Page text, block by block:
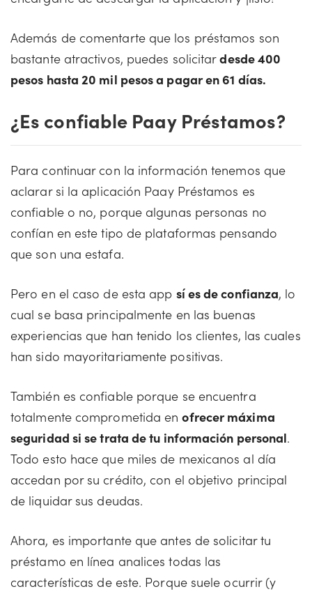
Además de comentarte que los préstamos son
bastante atractivos, puedes solicitardesde 400
pesos hasta 20 mil pesos a pagar en 61 días.
¿Es confiable Paay Préstamos?
Para continuar con la información tenemos que
aclarar si la aplicación Paay Préstamos es
confiable o no, porque algunas personas no
confían en este tipo de plataformas pensando
que son una estafa.
Pero en el caso de esta app sí es de confianza, lo
cual se basa principalmente en las buenas
experiencias que han tenido los clientes, las cuales
han sido mayoritariamente positivas.
También es confiable porque se encuentra
totalmente comprometida enofrecer máxima
seguridad si se trata de tu información personal.
Todo esto hace que miles de mexicanos al día
accedan por su crédito, con el objetivo principal
de liquidar sus deudas.
Ahora, es importante que antes de solicitar tu
préstamo en línea analices todas las
características de este. Porque suele ocurrir (y